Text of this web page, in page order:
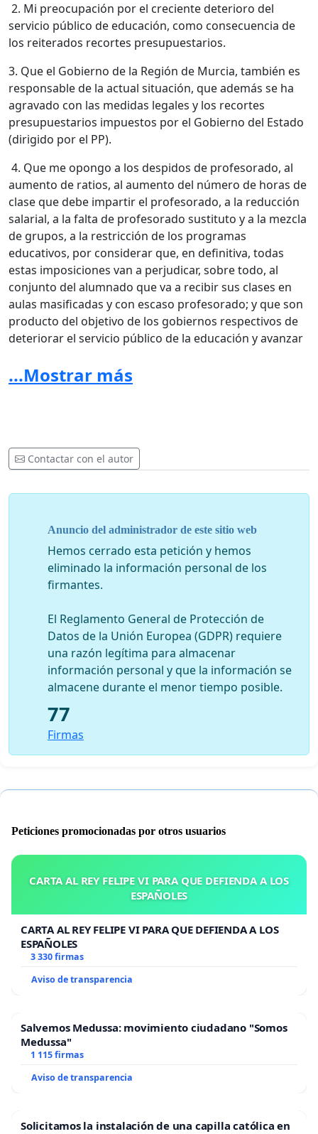
2. Mi preocupación por el creciente deterioro del
servicio público de educación, como consecuencia de
los reiterados recortes presupuestarios.
3. Que el Gobierno de la Región de Murcia, también es
responsable de la actual situación, que además se ha
agravado con las medidas legales y los recortes
presupuestarios impuestos por el Gobierno del Estado
(dirigido por el PP).
4. Que me opongo a los despidos de profesorado, al
aumento de ratios, al aumento del número de horas de
clase que debe impartir el profesorado, a la reducción
salarial, a la falta de profesorado sustituto y a la mezcla
de grupos, a la restricción de los programas
educativos, por considerar que, en definitiva, todas
estas imposiciones van a perjudicar, sobre todo, al
conjunto del alumnado que va a recibir sus clases en
aulas masificadas y con escaso profesorado; y que son
producto del objetivo de los gobiernos respectivos de
deteriorar el servicio público de la educación y avanzar
5. Que continúo defendiendo una enseñanza pública,
intereses particulares y privados antes que los del
conjunto de la población e insto a que se mantengan
Atentamente.
...Mostrar más
Contactar con el autor
Anuncio del administrador de este sitio web
Hemos cerrado esta petición y hemos
eliminado la información personal de los
firmantes.
El Reglamento General de Protección de
Datos de la Unión Europea (GDPR) requiere
una razón legítima para almacenar
información personal y que la información se
almacene durante el menor tiempo posible.
77
Firmas
Peticiones promocionadas por otros usuarios
CARTA AL REY FELIPE VI PARA QUE DEFIENDA A LOS
ESPAÑOLES
CARTA AL REY FELIPE VI PARA QUE DEFIENDA A LOS
ESPAÑOLES
3 330 firmas
Aviso de transparencia
Salvemos Medussa: movimiento ciudadano "Somos
Medussa"
1 115 firmas
Aviso de transparencia
Solicitamos la instalación de una capilla católica en